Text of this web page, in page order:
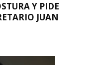
Y PIDE
JUAN